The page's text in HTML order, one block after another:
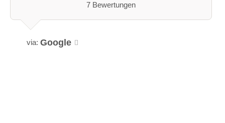
7 Bewertungen
via: Google